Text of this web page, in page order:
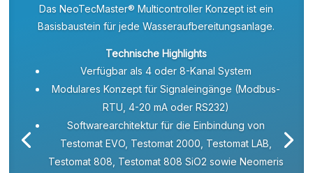
Das NeoTecMaster® Multicontroller Konzept ist ein
Basisbaustein für jede Wasseraufbereitungsanlage.
Technische Highlights
Verfügbar als 4 oder 8-Kanal System
Modulares Konzept für Signaleingänge (Modbus-
RTU, 4-20 mA oder RS232)
Softwarearchitektur für die Einbindung von
Testomat EVO, Testomat 2000, Testomat LAB,
Testomat 808, Testomat 808 SiO2 sowie Neomeris